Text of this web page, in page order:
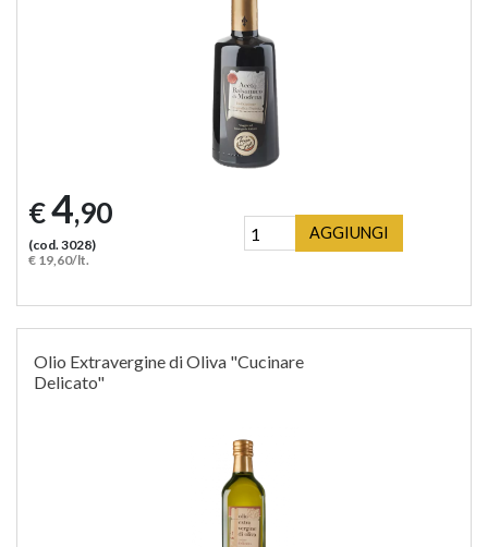
€4,90
(cod. 3028)
€ 19,60/lt.
AGGIUNGI
Olio Extravergine di Oliva "Cucinare
Delicato"